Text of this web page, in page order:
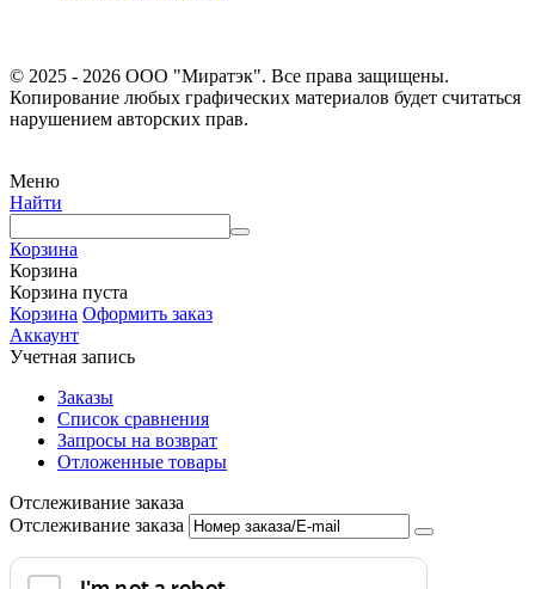
© 2025 - 2026 ООО "Миратэк". Все права защищены.
Копирование любых графических материалов будет считаться
нарушением авторских прав.
Меню
Найти
Корзина
Корзина
Корзина пуста
Корзина Оформить заказ
Аккаунт
Учетная запись
Заказы
Список сравнения
Запросы на возврат
Отложенные товары
Отслеживание заказа
Отслеживание заказа